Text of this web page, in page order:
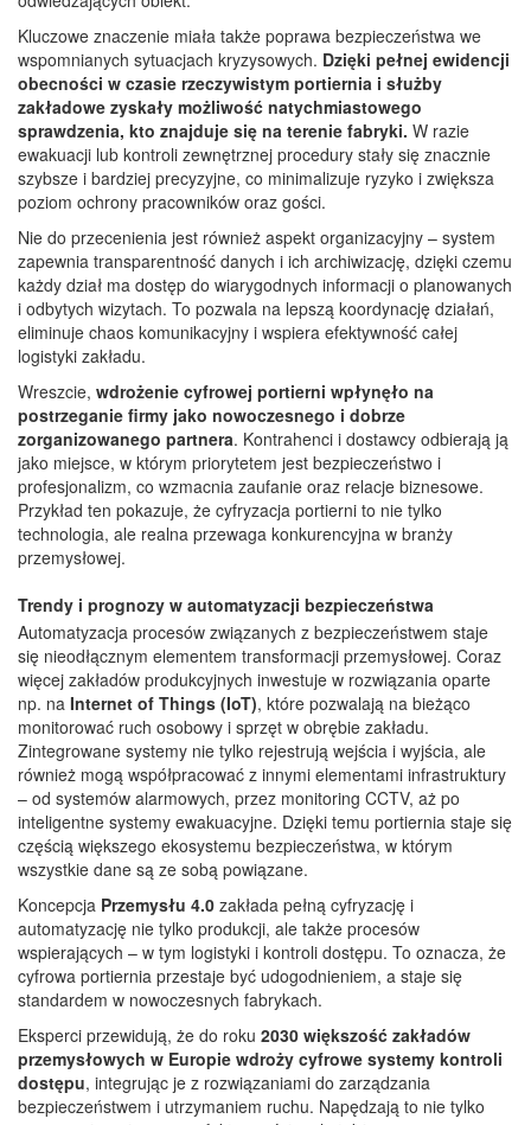
Kluczowe znaczenie miała także poprawa bezpieczeństwa we
wspomnianych sytuacjach kryzysowych. Dzięki pełnej ewidencji
obecności w czasie rzeczywistym portiernia i służby
zakładowe zyskały możliwość natychmiastowego
sprawdzenia, kto znajduje się na terenie fabryki. W razie
ewakuacji lub kontroli zewnętrznej procedury stały się znacznie
szybsze i bardziej precyzyjne, co minimalizuje ryzyko i zwiększa
poziom ochrony pracowników oraz gości.
Nie do przecenienia jest również aspekt organizacyjny – system
zapewnia transparentność danych i ich archiwizację, dzięki czemu
każdy dział ma dostęp do wiarygodnych informacji o planowanych
i odbytych wizytach. To pozwala na lepszą koordynację działań,
eliminuje chaos komunikacyjny i wspiera efektywność całej
logistyki zakładu.
Wreszcie, wdrożenie cyfrowej portierni wpłynęło na
postrzeganie firmy jako nowoczesnego i dobrze
zorganizowanego partnera. Kontrahenci i dostawcy odbierają ją
jako miejsce, w którym priorytetem jest bezpieczeństwo i
profesjonalizm, co wzmacnia zaufanie oraz relacje biznesowe.
Przykład ten pokazuje, że cyfryzacja portierni to nie tylko
technologia, ale realna przewaga konkurencyjna w branży
przemysłowej.
Trendy i prognozy w automatyzacji bezpieczeństwa
Automatyzacja procesów związanych z bezpieczeństwem staje
się nieodłącznym elementem transformacji przemysłowej. Coraz
więcej zakładów produkcyjnych inwestuje w rozwiązania oparte
np. na Internet of Things (IoT), które pozwalają na bieżąco
monitorować ruch osobowy i sprzęt w obrębie zakładu.
Zintegrowane systemy nie tylko rejestrują wejścia i wyjścia, ale
również mogą współpracować z innymi elementami infrastruktury
– od systemów alarmowych, przez monitoring CCTV, aż po
inteligentne systemy ewakuacyjne. Dzięki temu portiernia staje się
częścią większego ekosystemu bezpieczeństwa, w którym
wszystkie dane są ze sobą powiązane.
Koncepcja Przemysłu 4.0 zakłada pełną cyfryzację i
automatyzację nie tylko produkcji, ale także procesów
wspierających – w tym logistyki i kontroli dostępu. To oznacza, że
cyfrowa portiernia przestaje być udogodnieniem, a staje się
standardem w nowoczesnych fabrykach.
Eksperci przewidują, że do roku 2030 większość zakładów
przemysłowych w Europie wdroży cyfrowe systemy kontroli
dostępu, integrując je z rozwiązaniami do zarządzania
bezpieczeństwem i utrzymaniem ruchu. Napędzają to nie tylko